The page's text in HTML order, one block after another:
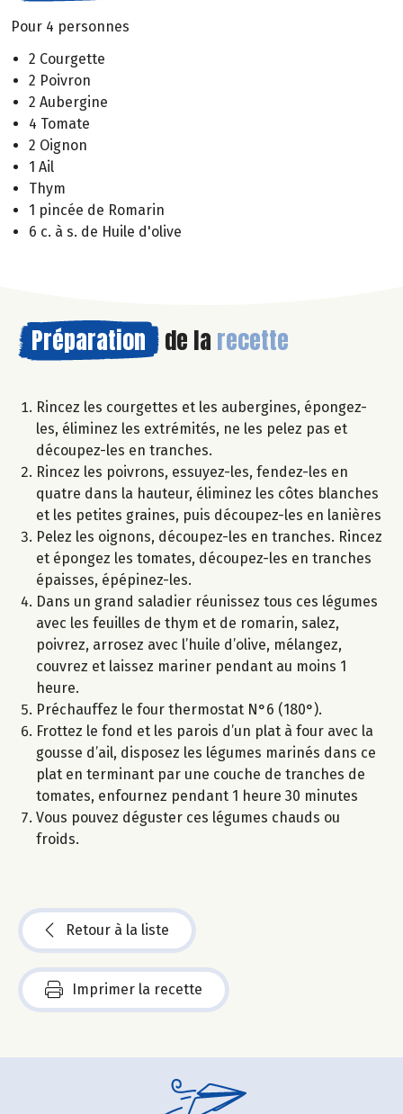
Pour 4 personnes
2 Courgette
2 Poivron
2 Aubergine
4 Tomate
2 Oignon
1 Ail
Thym
1 pincée de Romarin
6 c. à s. de Huile d'olive
Préparation de la recette
Rincez les courgettes et les aubergines, épongez-
les, éliminez les extrémités, ne les pelez pas et
découpez-les en tranches.
Rincez les poivrons, essuyez-les, fendez-les en
quatre dans la hauteur, éliminez les côtes blanches
et les petites graines, puis découpez-les en lanières
Pelez les oignons, découpez-les en tranches. Rincez
et épongez les tomates, découpez-les en tranches
épaisses, épépinez-les.
Dans un grand saladier réunissez tous ces légumes
avec les feuilles de thym et de romarin, salez,
poivrez, arrosez avec l’huile d’olive, mélangez,
couvrez et laissez mariner pendant au moins 1
heure.
Préchauffez le four thermostat N°6 (180°).
Frottez le fond et les parois d’un plat à four avec la
gousse d’ail, disposez les légumes marinés dans ce
plat en terminant par une couche de tranches de
tomates, enfournez pendant 1 heure 30 minutes
Vous pouvez déguster ces légumes chauds ou
froids.
Retour à la liste
Imprimer la recette